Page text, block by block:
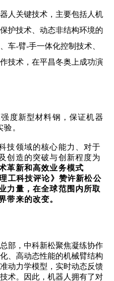
人关键技术，主要包括人机
护技术、动态非结构环境的
车-臂-手一体化控制技术、
技术，在平昌冬奥上成功演
度新型材料钢，保证机器
。
技领域的核心能力、对于
创造的突破与创新程度为
革新和高效业务模式
理工科技评论》赞许新松公
力量，在全球范围内所取
带来的改变。
部，中科新松聚焦凝练协作
、高动态性能的机械臂结构
动力学模型，实时动态反馈
术。因此，机器人拥有了对